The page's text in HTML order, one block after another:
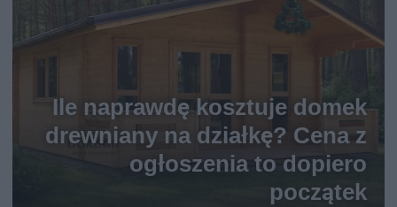
Ile naprawdę kosztuje domek
drewniany na działkę? Cena z
ogłoszenia to dopiero
początek